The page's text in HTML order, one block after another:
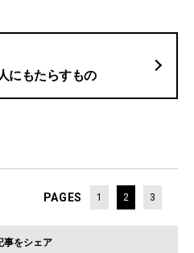
にもたらすもの
PAGES 1 2 3
事をシェア